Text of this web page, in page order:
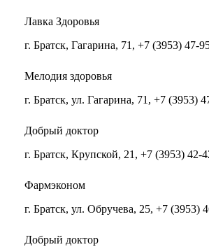
Лавка Здоровья
г. Братск, Гагарина, 71, +7 (3953) 47-
Мелодия здоровья
г. Братск, ул. Гагарина, 71, +7 (3953)
Добрый доктор
г. Братск, Крупской, 21, +7 (3953) 42-
Фармэконом
г. Братск, ул. Обручева, 25, +7 (3953)
Добрый доктор